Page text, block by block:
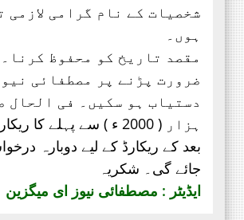
شخصیات کے نام گرامی لازمی
ہوں۔
مقصد تاریخ کو محفوظ
ضرورت پڑنے پر مصطفائی
دستیاب ہو سکیں۔ فی الحال
ہزار ( 2000 ء ) سے پہلے کا ریکارڈ،
بعد کے ریکارڈ کے لیے دوبارہ
جائے گی۔ شکریہ
ایڈیٹر : مصطفائی نیوز ای میگزین